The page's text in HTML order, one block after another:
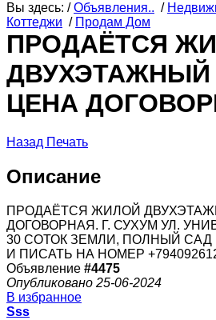
Вы здесь: /Объявления.. /
Коттеджи / Продам Дом
ПРОДАЁТСЯ
ЦЕНА
Назад Печать
Описание
ПРОДАЁТСЯ ЖИЛОЙ
ДОГОВОРНАЯ. Г. СУХУМ УЛ.
30 СОТОК ЗЕМЛИ, ПОЛНЫЙ САД
И ПИСАТЬ НА НОМЕР
Объявление #4475
Опубликовано 25-06-2024
В избранное
Sss